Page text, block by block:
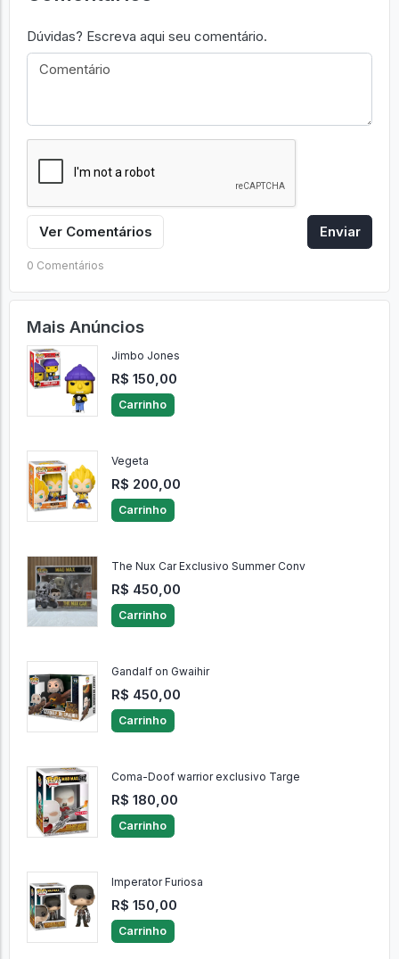
Dúvidas? Escreva aqui seu comentário.
Ver Comentários Enviar
0 Comentários
Mais Anúncios
Jimbo Jones
R$ 150,00
Carrinho
Vegeta
R$ 200,00
Carrinho
The Nux Car Exclusivo Summer Conv
R$ 450,00
Carrinho
Gandalf on Gwaihir
R$ 450,00
Carrinho
Coma-Doof warrior exclusivo Targe
R$ 180,00
Carrinho
Imperator Furiosa
R$ 150,00
Carrinho